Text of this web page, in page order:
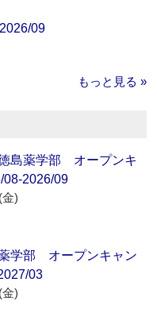
09
もっと見る »
島薬学部 オープンキ
2026/09
)
学部 オープンキャン
03
)